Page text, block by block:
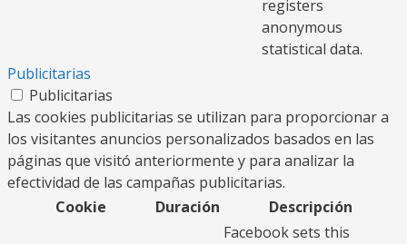
registers
anonymous
statistical data.
Publicitarias
Publicitarias
Las cookies publicitarias se utilizan para proporcionar a
los visitantes anuncios personalizados basados en las
páginas que visitó anteriormente y para analizar la
efectividad de las campañas publicitarias.
Cookie
Duración Descripción
Facebook sets this